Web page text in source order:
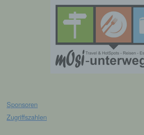
Sponsoren
Zugriffszahlen
der Gefahrenabwehr im Falle von
unsere
Bei der Nutzung dieser
Informationen ziehen wird keine
die betroffene Person. Diese
zu optimieren, (3) die dauerhafte
Funktionsfähigkeit unserer